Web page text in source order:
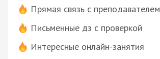
Прямая связь с преподавателем
Письменные дз с проверкой
Интересные онлайн-занятия